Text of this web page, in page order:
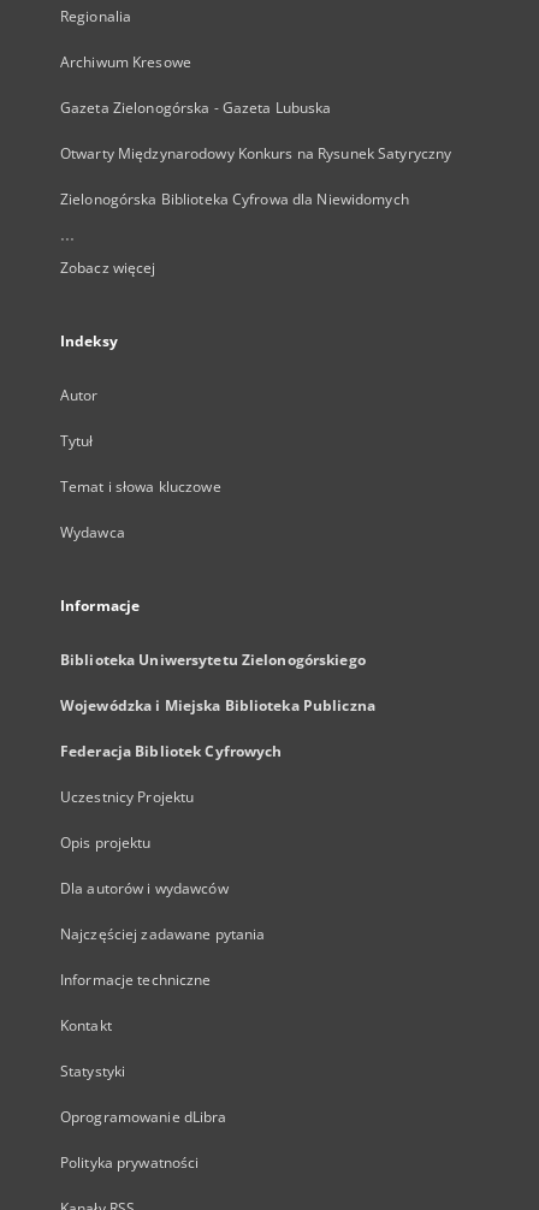
Regionalia
Archiwum Kresowe
Gazeta Zielonogórska - Gazeta Lubuska
Otwarty Międzynarodowy Konkurs na Rysunek Satyryczny
Zielonogórska Biblioteka Cyfrowa dla Niewidomych
...
Zobacz więcej
Indeksy
Autor
Tytuł
Temat i słowa kluczowe
Wydawca
Informacje
Biblioteka Uniwersytetu Zielonogórskiego
Wojewódzka i Miejska Biblioteka Publiczna
Federacja Bibliotek Cyfrowych
Uczestnicy Projektu
Opis projektu
Dla autorów i wydawców
Najczęściej zadawane pytania
Informacje techniczne
Kontakt
Statystyki
Oprogramowanie dLibra
Polityka prywatności